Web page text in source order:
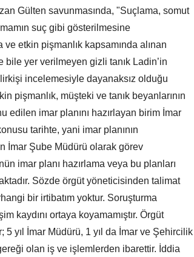
Gülten savunmasında, "Suçlama, somut
suç gibi gösterilmesine
etkin pişmanlık kapsamında alınan
yer verilmeyen gizli tanık Ladin’in
incelemesiyle dayanaksız olduğu
pişmanlık, müşteki ve tanık beyanlarının
edilen imar planını hazırlayan birim İmar
tarihte, yani imar planının
İmar Şube Müdürü olarak görev
imar planı hazırlama veya bu planları
Sözde örgüt yöneticisinden talimat
bir irtibatım yoktur. Soruşturma
kaydını ortaya koyamamıştır. Örgüt
yıl İmar Müdürü, 1 yıl da İmar ve Şehircilik
olan iş ve işlemlerden ibarettir. İddia